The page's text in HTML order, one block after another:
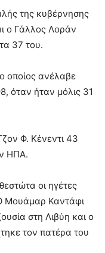
της κυβέρνησης
ο Γάλλος Λοράν
37 του.
οποίος ανέλαβε
όταν ήταν μόλις 31
Φ. Κένεντι 43
ΗΠΑ.
οι ηγέτες
Ο Μουάμαρ Καντάφι
στη Λιβύη και ο
τον πατέρα του